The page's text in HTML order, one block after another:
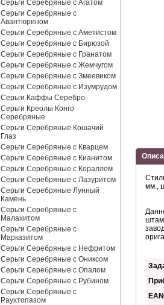
Серьги Серебряные с Агатом
Серьги Серебряные с
Авантюрином
Серьги Серебряные с Аметистом
Серьги Серебряные с Бирюзой
Серьги Серебряные с Гранатом
Серьги Серебряные с Жемчугом
Серьги Серебряные с Змеевиком
Серьги Серебряные с Изумрудом
Серьги Каффы Серебро
Серьги Креолы Конго
Серебряные
Серьги Серебряные Кошачий
Глаз
Серьги Серебряные с Кварцем
Серьги Серебряные с Кианитом
Серьги Серебряные с Кораллом
Серьги Серебряные с Лазуритом
Серьги Серебряные Лунный
Камень
Серьги Серебряные с
Малахитом
Серьги Серебряные с
Марказитом
Серьги Серебряные с Нефритом
Серьги Серебряные с Ониксом
Серьги Серебряные с Опалом
Серьги Серебряные с Рубином
Серьги Серебряные с
Раухтопазом
Серебряные серьги -
мм.,